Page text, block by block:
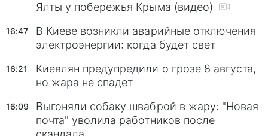
Ялты у побережья Крыма (видео)
16:47
В Киеве возникли аварийные отключения
электроэнергии: когда будет свет
16:21
Киевлян предупредили о грозе 8 августа,
но жара не спадет
16:09
Выгоняли собаку шваброй в жару: "Новая
почта" уволила работников после